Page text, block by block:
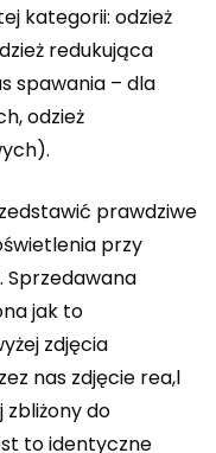
kategorii: odzież
redukująca
spawania – dla
odzież
prawdziwe
przy
Sprzedawana
jak to
zdjęcia
nas zdjęcie rea,l
zbliżony do
to identyczne